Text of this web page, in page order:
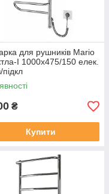
для рушників Mario
I 1000х475/150 елек.
₴
Купити